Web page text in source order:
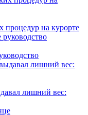
процедур на курорте
лишний вес: